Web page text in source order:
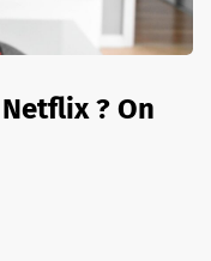
? On